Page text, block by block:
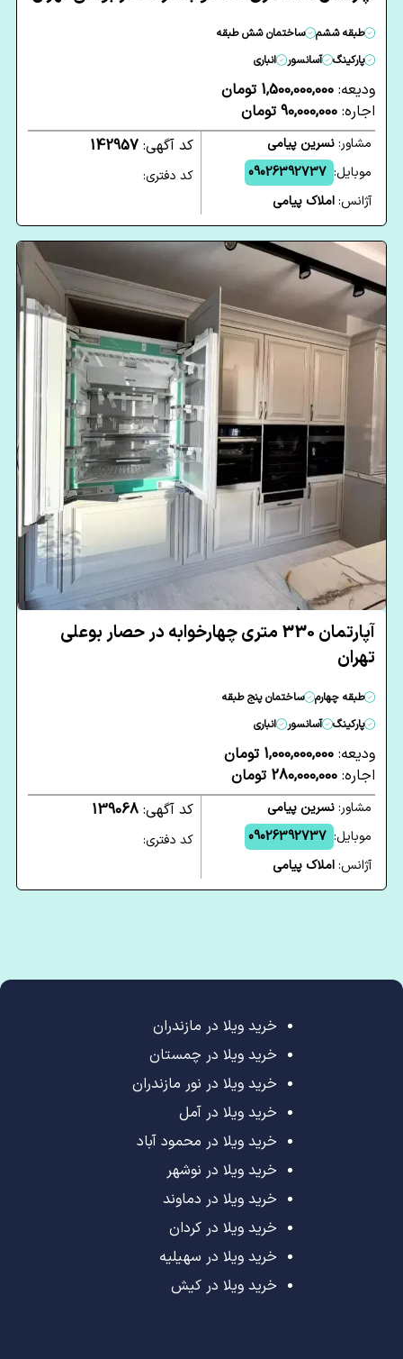
طبقه ششم
ساختمان شش طبقه
پارکینگ
آسانسور انباری
ودیعه: 1,500,000,000 تومان
اجاره: 90,000,000 تومان
مشاور:نسرین پیامی
موبایل: 09026392737
آژانس:املاک پیامی
کد آگهی: 142957
کد دفتری:
آپارتمان 330 متری چهارخوابه در حصار بوعلی
تهران
طبقه چهارم
ساختمان پنج طبقه
پارکینگ
آسانسور انباری
ودیعه: 1,000,000,000 تومان
اجاره: 280,000,000 تومان
مشاور:نسرین پیامی
موبایل: 09026392737
آژانس:املاک پیامی
کد آگهی: 139068
کد دفتری:
خرید ویلا در مازندران
خرید ویلا در چمستان
خرید ویلا در نور مازندران
خرید ویلا در آمل
خرید ویلا در محمود آباد
خرید ویلا در نوشهر
خرید ویلا در دماوند
خرید ویلا در کردان
خرید ویلا در سهیلیه
خرید ویلا در کیش